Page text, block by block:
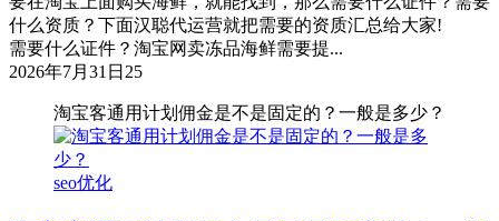
什么资质？下面汉聪代运营就把需要的资质汇总给大家!
需要什么证件？淘宝网卖冻品海鲜需要提...
2026年7月31日 25
淘宝客通用计划佣金是不是固定的？一般是多少？
seo优化